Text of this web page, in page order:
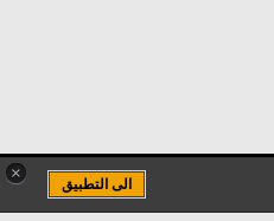
×
الى التطبيق